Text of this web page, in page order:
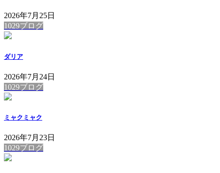
2026年7月25日
1029ブログ
ダリア
2026年7月24日
1029ブログ
ミャクミャク
2026年7月23日
1029ブログ